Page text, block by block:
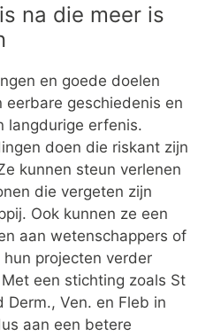
na die meer is
en goede doelen
eerbare geschiedenis en
langdurige erfenis.
doen die riskant zijn
kunnen steun verlenen
die vergeten zijn
Ook kunnen ze een
aan wetenschappers of
projecten verder
een stichting zoals St
Derm., Ven. en Fleb in
aan een betere